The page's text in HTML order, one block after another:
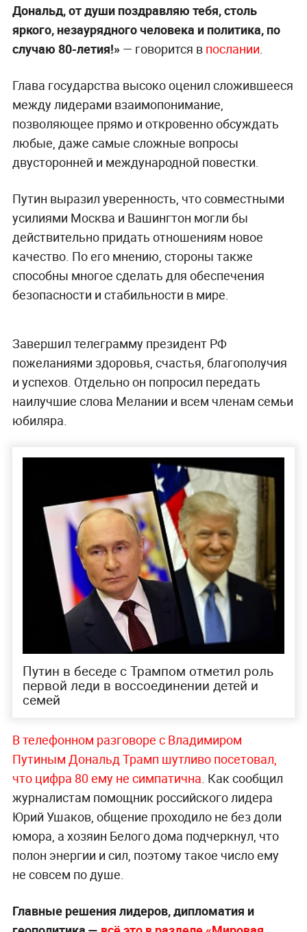
Дональд, от души поздравляю тебя, столь
яркого, незаурядного человека и политика, по
случаю 80-летия!»— говорится в послании.
Глава государства высоко оценил сложившееся
между лидерами взаимопонимание,
позволяющее прямо и откровенно обсуждать
любые, даже самые сложные вопросы
двусторонней и международной повестки.
Путин выразил уверенность, что совместными
усилиями Москва и Вашингтон могли бы
действительно придать отношениям новое
качество. По его мнению, стороны также
способны многое сделать для обеспечения
безопасности и стабильности в мире.
Завершил телеграмму президент РФ
пожеланиями здоровья, счастья, благополучия
и успехов. Отдельно он попросил передать
наилучшие слова Мелании и всем членам семьи
юбиляра.
Путин в беседе с Трампом отметил роль
первой леди в воссоединении детей и
семей
В телефонном разговоре с Владимиром
Путиным Дональд Трамп шутливо посетовал,
что цифра 80 ему не симпатична. Как сообщил
журналистам помощник российского лидера
Юрий Ушаков, общение проходило не без доли
юмора, а хозяин Белого дома подчеркнул, что
полон энергии и сил, поэтому такое число ему
не совсем по душе.
Главные решения лидеров, дипломатия и